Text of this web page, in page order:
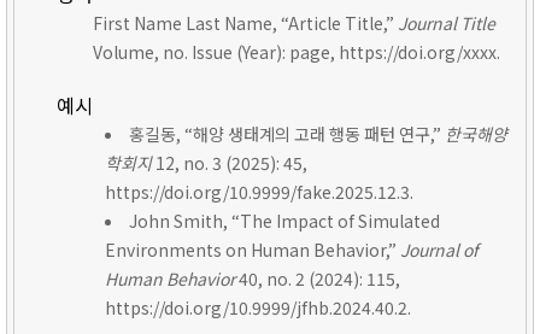
First Name Last Name, “Article Title,” Journal Title
Volume, no. Issue (Year): page, https://doi.org/xxxx.
예시
홍길동, “해양 생태계의 고래 행동 패턴 연구,” 한국해양
학회지12, no. 3 (2025): 45,
https://doi.org/10.9999/fake.2025.12.3.
John Smith, “The Impact of Simulated
Environments on Human Behavior,” Journal of
Human Behavior40, no. 2 (2024): 115,
https://doi.org/10.9999/jfhb.2024.40.2.